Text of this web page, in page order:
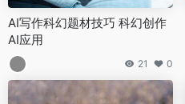
AI写作科幻题材技巧 科幻创作
AI应用
21 0